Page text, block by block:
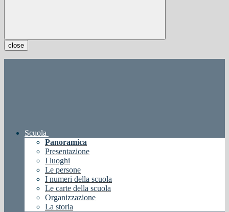
close
Scuola
Panoramica
Presentazione
I luoghi
Le persone
I numeri della scuola
Le carte della scuola
Organizzazione
La storia